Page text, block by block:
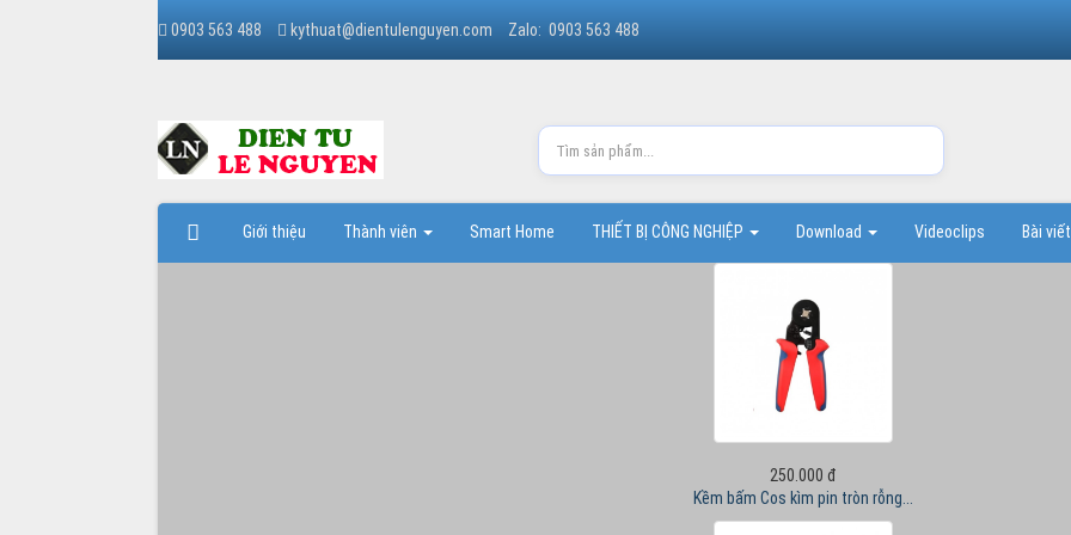
0903 563 488 kythuat@dientulenguyen.com Zalo: 0903 563 488
Giới thiệu Thành viên Smart Home THIẾT BỊ CÔNG NGHIỆP Download Videoclips Bài viết
250.000 đ
Kềm bấm Cos kìm pin tròn rỗng...